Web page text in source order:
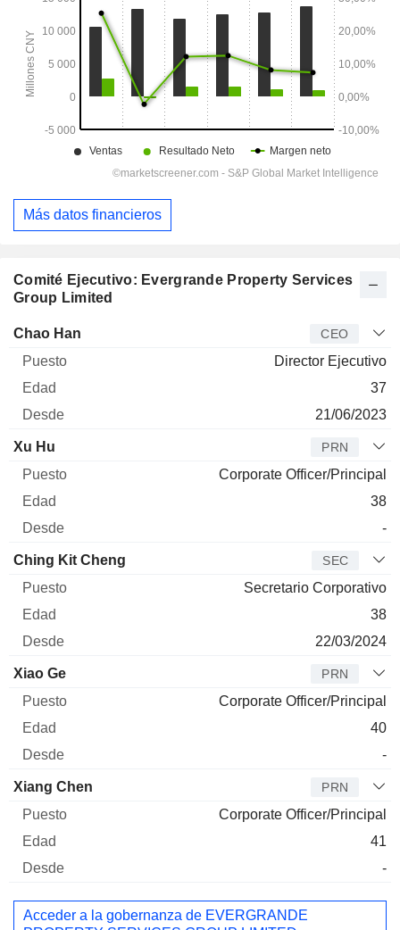
Comité Ejecutivo: Evergrande Property Services
Group Limited
Director Puesto
Chao Han CEO
Director Ejecutivo
37
21/06/2023
Xu Hu PRN
Corporate Officer/Principal
38
-
Ching Kit Cheng SEC
Secretario Corporativo
38
22/03/2024
Xiao Ge PRN
Corporate Officer/Principal
40
-
Xiang Chen PRN
Corporate Officer/Principal
41
-
Acceder a la gobernanza de EVERGRANDE
Más datos financieros